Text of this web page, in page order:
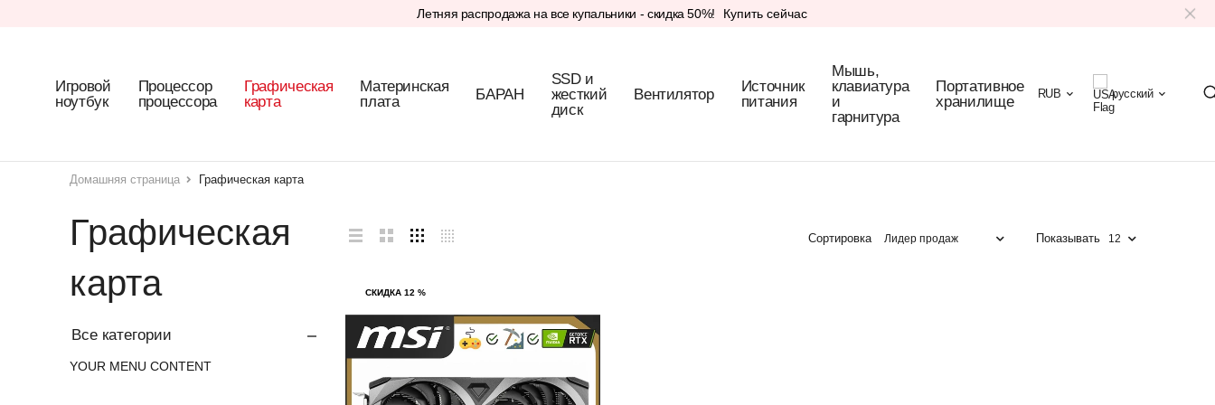
Летняя распродажа на все купальники - скидка 50%! Купить сейчас
Игровой
ноутбук
Процессор
процессора
Графическая
карта
Материнская
плата
БАРАН
SSD и
жесткий
диск
Вентилятор
Источник
питания
Мышь,
клавиатура
и
гарнитура
Портативное
хранилище
RUB русский
Домашняя страница Графическая карта
Графическая
карта
Все категории
YOUR MENU CONTENT
Сортировка Показывать
СКИДКА 12 %